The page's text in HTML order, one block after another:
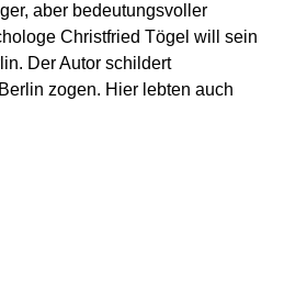
aber bedeutungsvoller
Christfried Tögel will sein
Der Autor schildert
zogen. Hier lebten auch